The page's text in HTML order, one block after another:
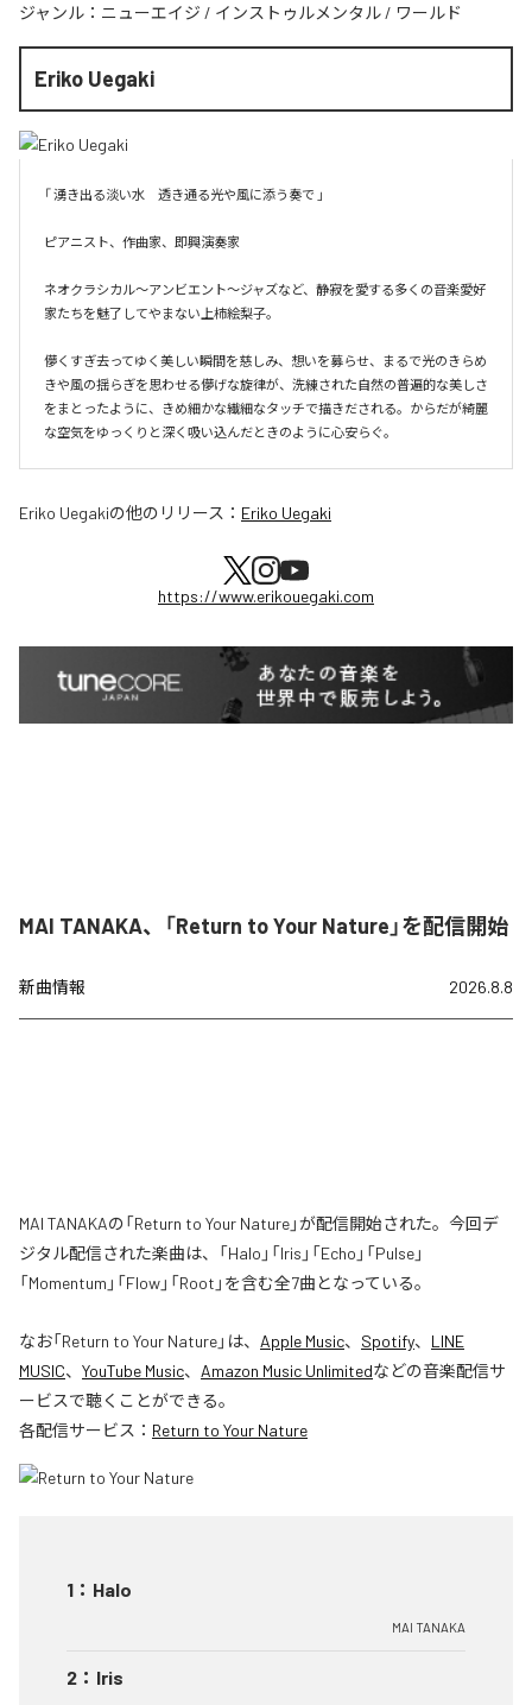
ジャンル： ニューエイジ / インストゥルメンタル / ワールド
Eriko Uegaki
「 湧き出る淡い水　透き通る光や風に添う奏で 」
ピアニスト、作曲家、即興演奏家
ネオクラシカル〜アンビエント〜ジャズなど、静寂を愛する多くの音楽愛好
家たちを魅了してやまない上柿絵梨子。
儚くすぎ去ってゆく美しい瞬間を慈しみ、想いを募らせ、まるで光のきらめ
きや風の揺らぎを思わせる儚げな旋律が、洗練された自然の普遍的な美しさ
をまとったように、きめ細かな繊細なタッチで描きだされる。からだが綺麗
Eriko Uegakiの他のリリース： Eriko Uegaki
https://www.erikouegaki.com
MAI TANAKA、「Return to Your Nature」を配信開始
新曲情報 2026.8.8
MAI TANAKAの「Return to Your Nature」が配信開始された。今回デ
ジタル配信された楽曲は、「Halo」「Iris」「Echo」「Pulse」
「Momentum」「Flow」「Root」を含む全7曲となっている。
なお「Return to Your Nature」は、 Apple Music、 Spotify、 LINE
MUSIC、 YouTube Music、 Amazon Music Unlimitedなどの音楽配信サ
ービスで聴くことができる。
各配信サービス： Return to Your Nature
1 ： Halo
MAI TANAKA
2 ： Iris